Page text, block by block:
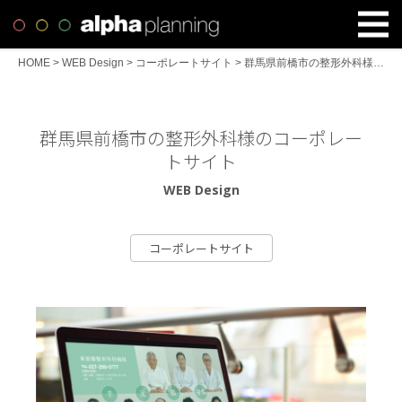
HOME > WEB Design > コーポレートサイト > 群馬県前橋市の整形外科様のコーポレートサイト
群馬県前橋市の整形外科様のコーポレー
トサイト
WEB Design
コーポレートサイト